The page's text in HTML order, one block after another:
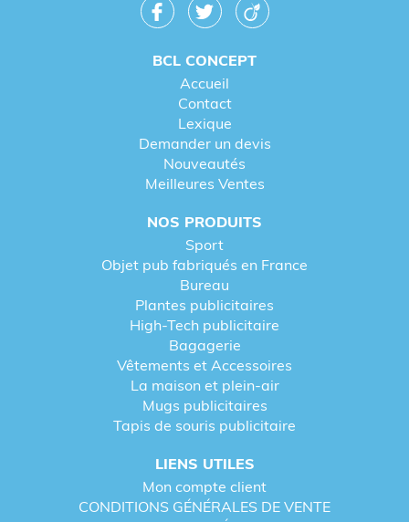
BCL CONCEPT
Accueil
Contact
Lexique
Demander un devis
Nouveautés
Meilleures Ventes
NOS PRODUITS
Sport
Objet pub fabriqués en France
Bureau
Plantes publicitaires
High-Tech publicitaire
Bagagerie
Vêtements et Accessoires
La maison et plein-air
Mugs publicitaires
Tapis de souris publicitaire
LIENS UTILES
Mon compte client
CONDITIONS GÉNÉRALES DE VENTE